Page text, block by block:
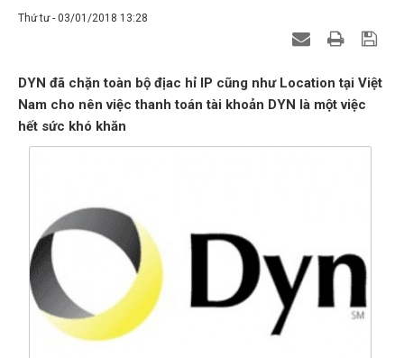
TIỆN ÍCH
Thứ tư - 03/01/2018 13:28
DYN đã chặn toàn bộ địac hỉ IP cũng như Location tại Việt
Nam cho nên việc thanh toán tài khoản DYN là một việc
hết sức khó khăn